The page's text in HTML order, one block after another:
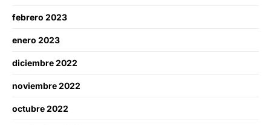
febrero 2023
enero 2023
diciembre 2022
noviembre 2022
octubre 2022